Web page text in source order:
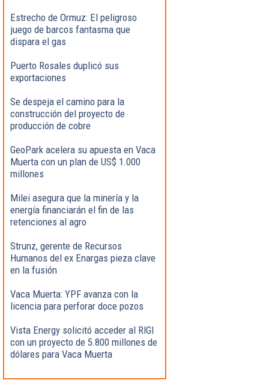
Estrecho de Ormuz: El peligroso
juego de barcos fantasma que
dispara el gas
Puerto Rosales duplicó sus
exportaciones
Se despeja el camino para la
construcción del proyecto de
producción de cobre
GeoPark acelera su apuesta en Vaca
Muerta con un plan de US$ 1.000
millones
Milei asegura que la minería y la
energía financiarán el fin de las
retenciones al agro
Strunz, gerente de Recursos
Humanos del ex Enargas pieza clave
en la fusión
Vaca Muerta: YPF avanza con la
licencia para perforar doce pozos
Vista Energy solicitó acceder al RIGI
con un proyecto de 5.800 millones de
dólares para Vaca Muerta